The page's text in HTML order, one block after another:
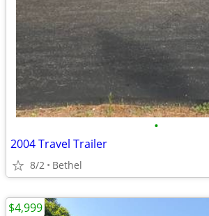
•
2004 Travel Trailer
8/2 Bethel
$4,999